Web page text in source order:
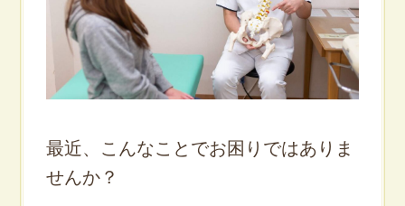
最近、こんなことでお困りではありま
せんか？